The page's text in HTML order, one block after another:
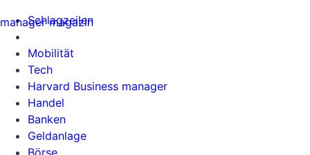
Schlagzeilen
Mobilität
Tech
Harvard Business manager
Handel
Banken
Geldanlage
Börse
manager magazin